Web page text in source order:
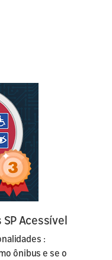
Acessível
:
ônibus e se o